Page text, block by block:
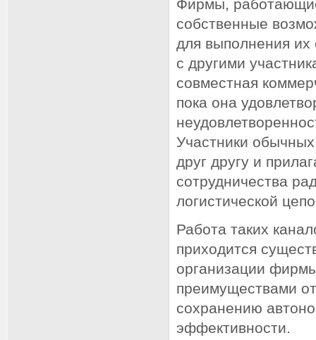
Фирмы,
собственные
для выполнения их
с другими
совместная
пока она
Участники
друг другу и
сотрудничества
логистической
Работа таких
приходится
организации
преимуществами
сохранению
эффективности.